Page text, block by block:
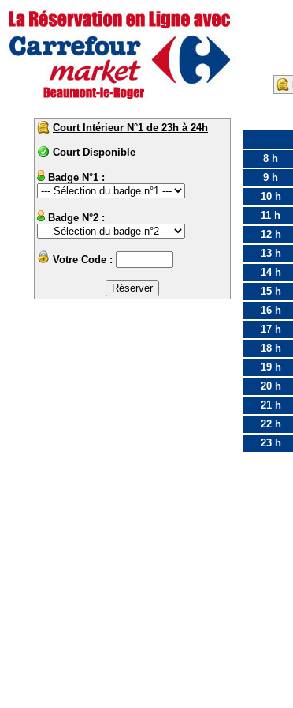
Court Intérieur N°1 de 23h à 24h
Court Disponible
Badge N°1 :
Badge N°2 :
Votre Code :
8 h
9 h
10 h
11 h
12 h
13 h
14 h
15 h
16 h
17 h
18 h
19 h
20 h
21 h
22 h
23 h